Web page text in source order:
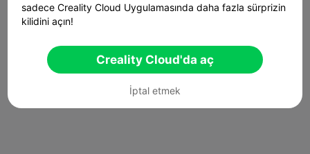
sadece Creality Cloud Uygulamasında daha fazla sürprizin
kilidini açın!
Creality Cloud'da aç
İptal etmek